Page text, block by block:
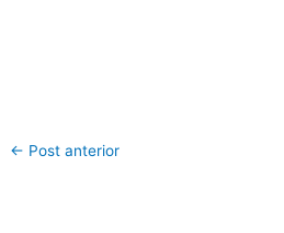
← Post anterior